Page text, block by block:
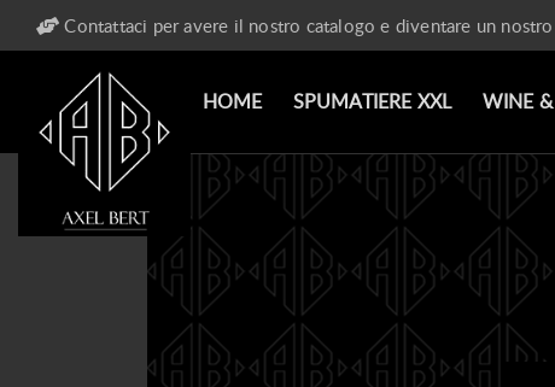
Contattaci per avere il nostro catalogo e diventare un
HOME SPUMATIERE XXL WINE